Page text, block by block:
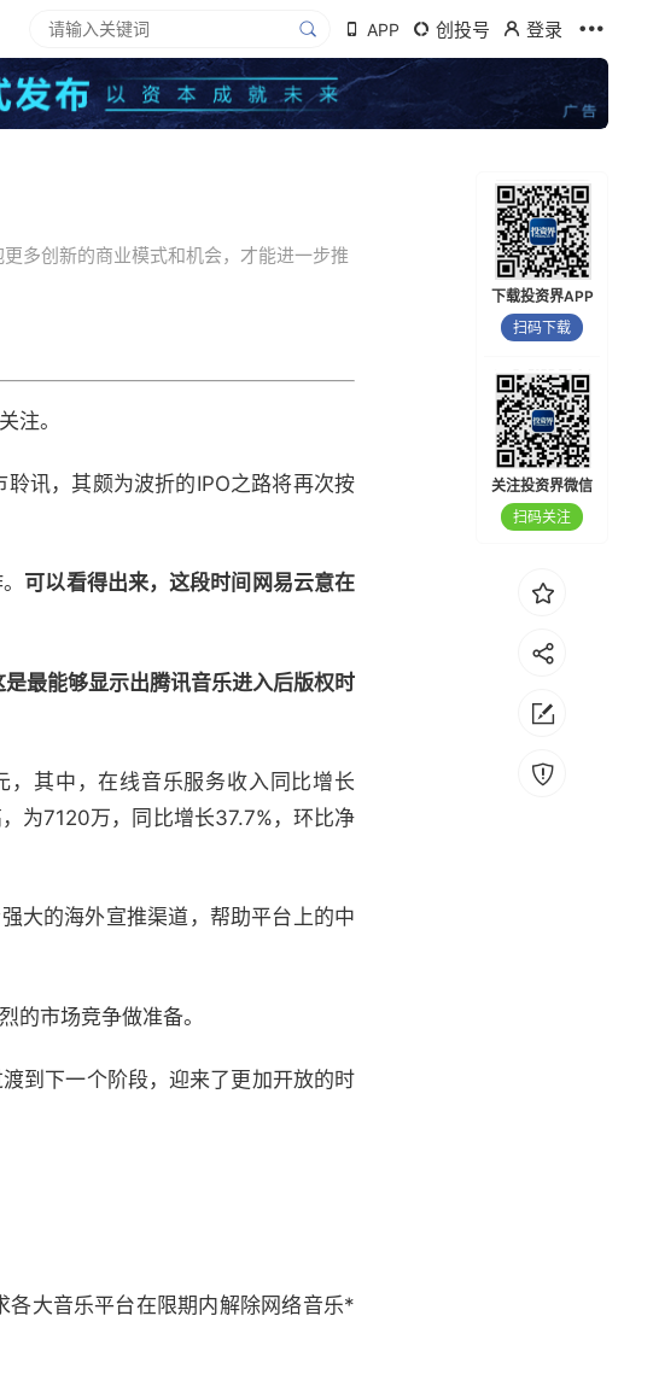
APP 创投号 登录
多创新的商业模式和机会，才能进一步推
注。
讯，其颇为波折的IPO之路将再次按
可以看得出来，这段时间网易云意在
最能够显示出腾讯音乐进入后版权时
其中，在线音乐服务收入同比增长
为7120万，同比增长37.7%，环比净
大的海外宣推渠道，帮助平台上的中
的市场竞争做准备。
到下一个阶段，迎来了更加开放的时
大音乐平台在限期内解除网络音乐*
下载投资界APP
扫码下载
关注投资界微信
扫码关注